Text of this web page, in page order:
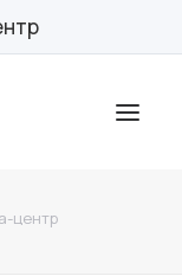
центр